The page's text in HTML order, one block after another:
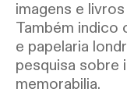
imagens e
Também indico
e papelaria
pesquisa sobre
memorabilia.